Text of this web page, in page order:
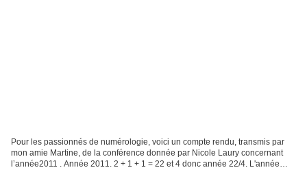
Pour les passionnés de numérologie, voici un compte rendu, transmis par
mon amie Martine, de la conférence donnée par Nicole Laury concernant
l’année2011 . Année 2011. 2 + 1 + 1 = 22 et 4 donc année 22/4. L'année